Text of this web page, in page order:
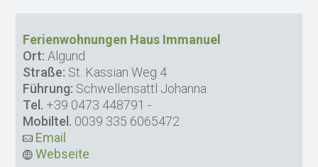
Ferienwohnungen Haus Immanuel
Ort: Algund
Straße: St. Kassian Weg 4
Führung: Schwellensattl Johanna
Tel. +39 0473 448791 -
Mobiltel. 0039 335 6065472
Email
Webseite